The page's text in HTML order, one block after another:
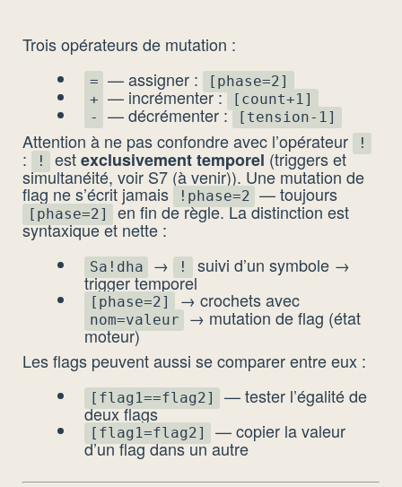
Trois opérateurs de mutation :
= — assigner : [phase=2]
+ — incrémenter : [count+1]
-
— décrémenter : [tension-1]
Attention à ne pas confondre avec l’opérateur !
: ! estexclusivement temporel (triggers et
simultanéité, voir S7 (à venir)). Une mutation de
flag ne s’écrit jamais !phase=2 — toujours
[phase=2] en fin de règle. La distinction est
syntaxique et nette :
Sa!dha → ! suivi d’un symbole →
trigger temporel
[phase=2] → crochets avec
nom=valeur → mutation de flag (état
moteur)
Les flags peuvent aussi se comparer entre eux :
[flag1==flag2] — tester l’égalité de
deux flags
[flag1=flag2] — copier la valeur
d’un flag dans un autre